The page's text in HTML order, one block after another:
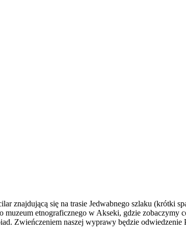
znajdującą się na trasie Jedwabnego szlaku (krótki
etnograficznego w Akseki, gdzie
Zwieńczeniem naszej wyprawy będzie